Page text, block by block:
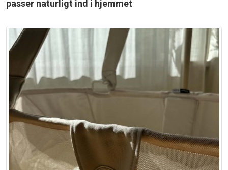
passer naturligt ind i hjemmet